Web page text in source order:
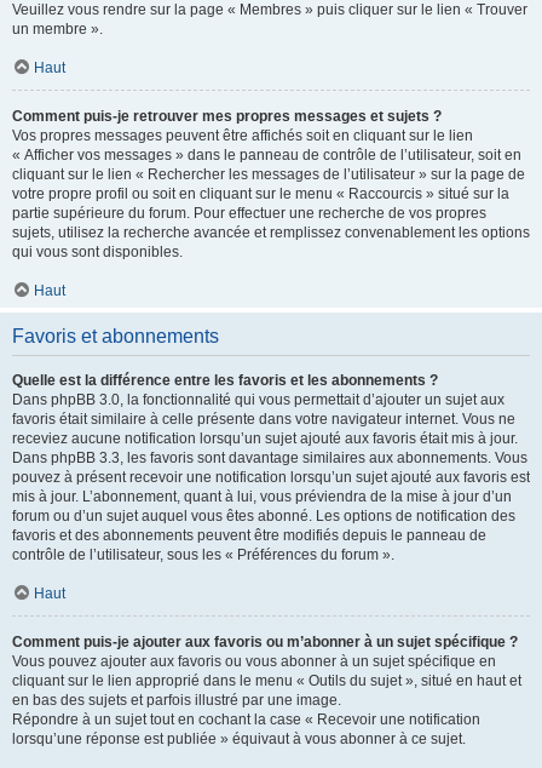
Veuillez vous rendre sur la page « Membres » puis cliquer sur le lien « Trouver
un membre ».
Haut
Comment puis-je retrouver mes propres messages et sujets ?
Vos propres messages peuvent être affichés soit en cliquant sur le lien
« Afficher vos messages » dans le panneau de contrôle de l’utilisateur, soit en
cliquant sur le lien « Rechercher les messages de l’utilisateur » sur la page de
votre propre profil ou soit en cliquant sur le menu « Raccourcis » situé sur la
partie supérieure du forum. Pour effectuer une recherche de vos propres
sujets, utilisez la recherche avancée et remplissez convenablement les options
qui vous sont disponibles.
Haut
Favoris et abonnements
Quelle est la différence entre les favoris et les abonnements ?
Dans phpBB 3.0, la fonctionnalité qui vous permettait d’ajouter un sujet aux
favoris était similaire à celle présente dans votre navigateur internet. Vous ne
receviez aucune notification lorsqu’un sujet ajouté aux favoris était mis à jour.
Dans phpBB 3.3, les favoris sont davantage similaires aux abonnements. Vous
pouvez à présent recevoir une notification lorsqu’un sujet ajouté aux favoris est
mis à jour. L’abonnement, quant à lui, vous préviendra de la mise à jour d’un
forum ou d’un sujet auquel vous êtes abonné. Les options de notification des
favoris et des abonnements peuvent être modifiés depuis le panneau de
contrôle de l’utilisateur, sous les « Préférences du forum ».
Haut
Comment puis-je ajouter aux favoris ou m’abonner à un sujet spécifique ?
Vous pouvez ajouter aux favoris ou vous abonner à un sujet spécifique en
cliquant sur le lien approprié dans le menu « Outils du sujet », situé en haut et
en bas des sujets et parfois illustré par une image.
Répondre à un sujet tout en cochant la case « Recevoir une notification
lorsqu’une réponse est publiée » équivaut à vous abonner à ce sujet.